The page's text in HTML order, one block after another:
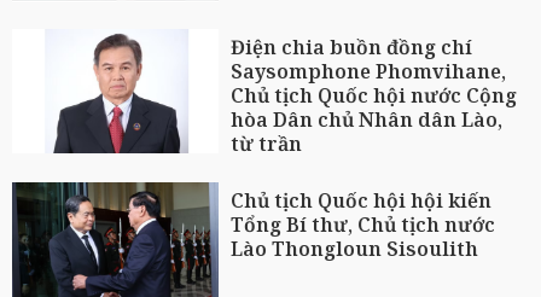
Điện chia buồn đồng chí
Saysomphone Phomvihane,
Chủ tịch Quốc hội nước Cộng
hòa Dân chủ Nhân dân Lào,
từ trần
Chủ tịch Quốc hội hội kiến
Tổng Bí thư, Chủ tịch nước
Lào Thongloun Sisoulith